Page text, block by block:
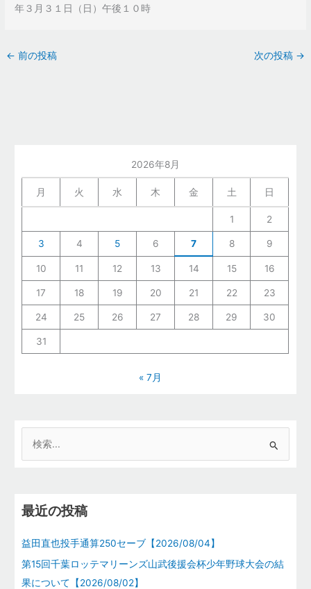
年３月３１日（日）午後１０時
← 前の投稿 次の投稿 →
2026年8月
月 火 水 木 金 土 日
1 2
3 4 5 6 7 8 9
10 11 12 13 14 15 16
17 18 19 20 21 22 23
24 25 26 27 28 29 30
31
« 7月
象
最近の投稿
益田直也投手通算250セーブ【2026/08/04】
第15回千葉ロッテマリーンズ山武後援会杯少年野球大会の結
果について【2026/08/02】